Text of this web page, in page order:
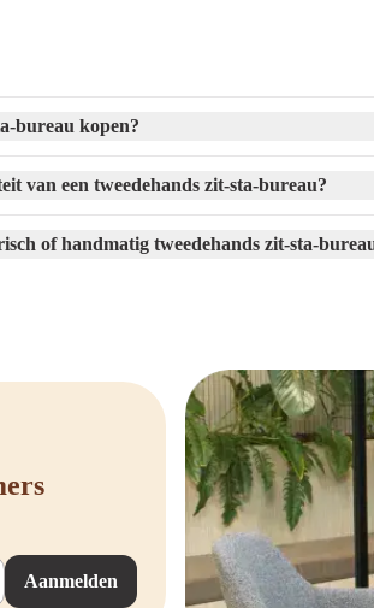
kopen van een
. Dit zijn enkele punten waar je op kunt letten:
systeem soepel werken en geen storingen
bureau, controleer dan of het verhogen en
betrouwbare aanbieder staat voor kwaliteit en helpt
geniet je van een duurzame en comfortabele
zit-sta-bureau bij Offeco
duurzame en betaalbare werkplek? Bij
prijzen, maar ook van onze persoonlijke
bureau kopen?
van een tweedehands zit-sta-bureau?
of handmatig tweedehands zit-sta-
Aanmelden